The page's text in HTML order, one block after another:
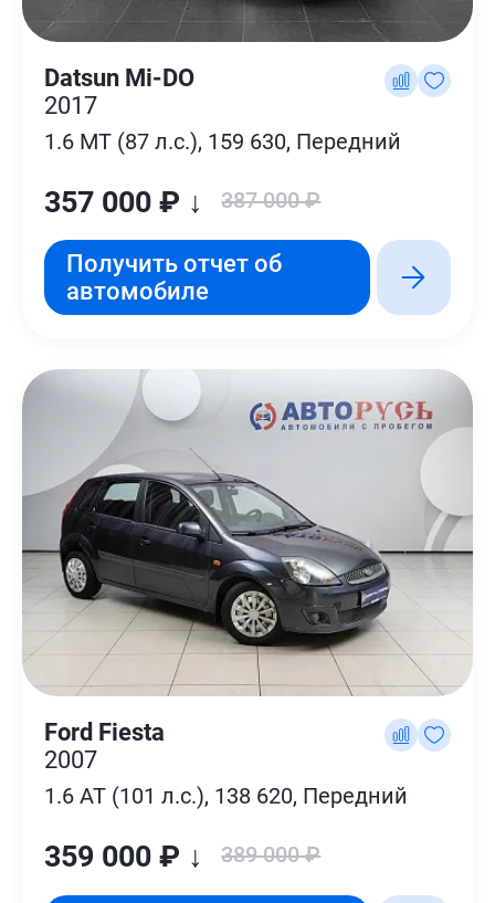
Datsun Mi-DO
2017
1.6 MT (87 л.с.), 159 630, Передний
357 000 ₽ ↓ 387 000 ₽
Получить отчет об
автомобиле
Ford Fiesta
2007
1.6 AT (101 л.с.), 138 620, Передний
359 000 ₽ ↓ 389 000 ₽